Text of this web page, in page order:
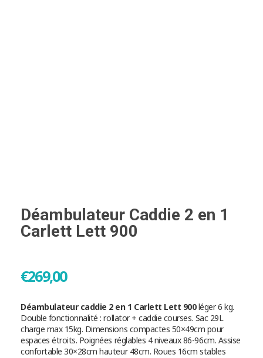
Déambulateur Caddie 2 en 1
Carlett Lett 900
€269,00
Déambulateur caddie 2 en 1 Carlett Lett 900léger 6 kg.
Double fonctionnalité : rollator + caddie courses. Sac 29L
charge max 15kg. Dimensions compactes 50×49cm pour
espaces étroits. Poignées réglables 4 niveaux 86-96cm. Assise
confortable 30×28cm hauteur 48cm. Roues 16cm stables